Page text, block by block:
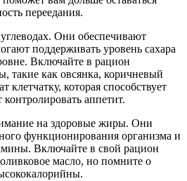
переедания.
Они обеспечивают
поддерживать уровень сахара
Включайте в рацион
такие как овсянка, коричневый
которая способствует
аппетит.
на здоровые жиры. Они
функционирования организма и
Включайте в свой рацион
масло, но помните о